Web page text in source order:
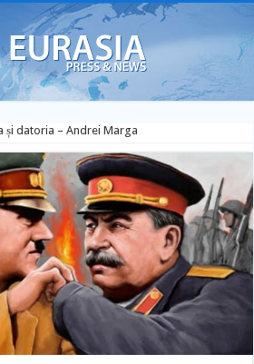
și datoria – Andrei Marga